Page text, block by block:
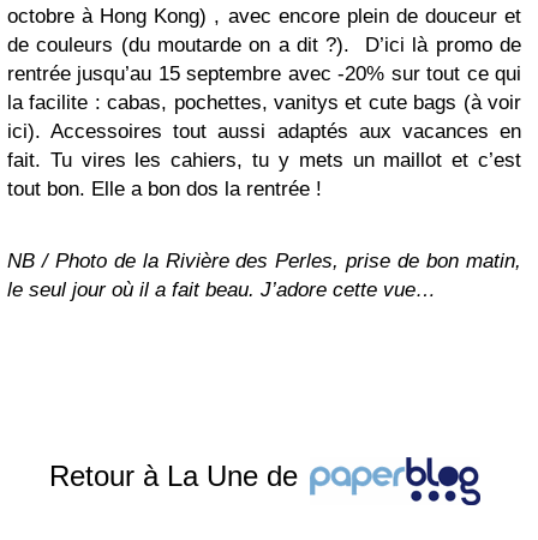
octobre à Hong Kong) , avec encore plein de douceur et
de couleurs (du moutarde on a dit ?). D’ici là promo de
rentrée jusqu’au 15 septembre avec -20% sur tout ce qui
la facilite : cabas, pochettes, vanitys et cute bags (à voir
ici). Accessoires tout aussi adaptés aux vacances en
fait. Tu vires les cahiers, tu y mets un maillot et c’est
tout bon. Elle a bon dos la rentrée !
NB / Photo de la Rivière des Perles, prise de bon matin,
le seul jour où il a fait beau. J’adore cette vue…
Retour à La Une de